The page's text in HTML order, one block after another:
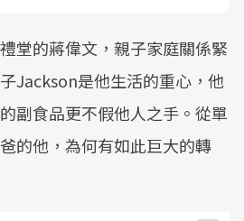
堂的蔣偉文，親子家庭關係緊
Jackson是他生活的重心，他
副食品更不假他人之手。從單
的他，為何有如此巨大的轉